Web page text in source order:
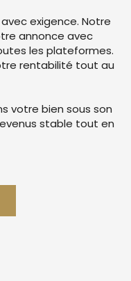
exigence. Notre
annonce avec
les plateformes.
rentabilité tout au
votre bien sous son
stable tout en